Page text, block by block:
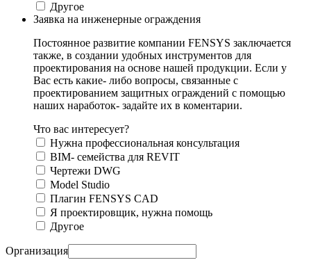
Другое
Заявка на инженерные ограждения
Постоянное развитие компании FENSYS заключается
также, в создании удобных инструментов для
проектирования на основе нашей продукции. Если у
Вас есть какие- либо вопросы, связанные с
проектированием защитных ограждений с помощью
наших наработок- задайте их в коментарии.
Что вас интересует?
Нужна профессиональная консультация
BIM- семейства для REVIT
Чертежи DWG
Моdel Studio
Плагин FENSYS CAD
Я проектировщик, нужна помощь
Другое
Организация